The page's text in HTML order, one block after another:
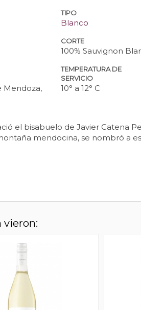
TIPO
Blanco
CORTE
100% Sauvignon
Mendoza,
TEMPERATURA DE
SERVICIO
10° a 12° C
el bisabuelo de Javier Catena
mendocina, se nombró a